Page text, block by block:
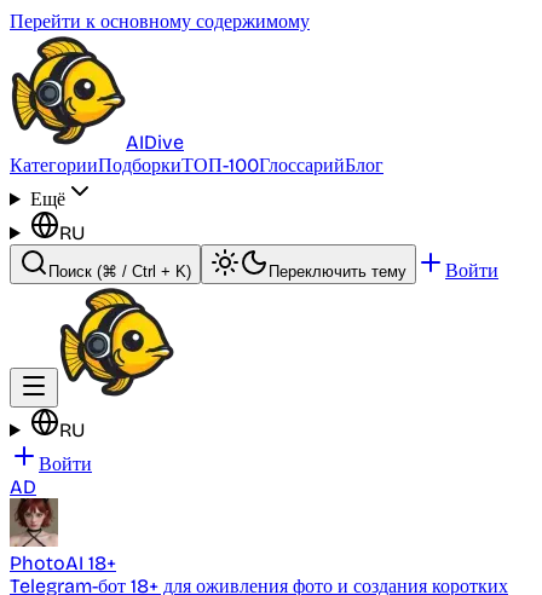
Перейти к основному содержимому
AIDive
КатегорииПодборкиТОП-100ГлоссарийБлог
Ещё
RU
Поиск (⌘ / Ctrl + K) Переключить тему Войти
RU
Войти
AD
PhotoAI 18+
Telegram-бот 18+ для оживления фото и создания коротких